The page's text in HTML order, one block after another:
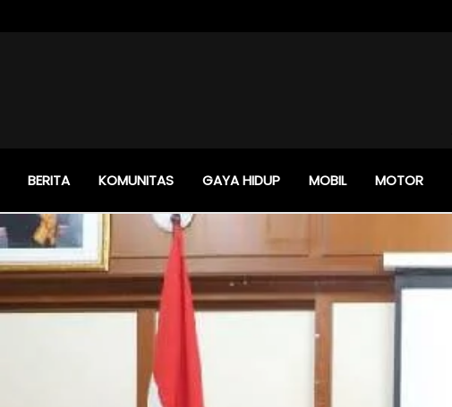
BERITA KOMUNITAS GAYA HIDUP MOBIL MOTOR